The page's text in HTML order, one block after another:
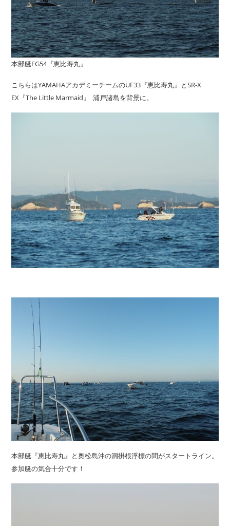
本部艇FG54『恵比寿丸』
こちらはYAMAHAアカデミーチームのUF33『恵比寿丸』とSR-X
EX『The Little Marmaid』 浦戸諸島を背景に。
本部艇『恵比寿丸』と奥松島沖の洞掛根浮標の間がスタートライン。
参加艇の気合十分です！